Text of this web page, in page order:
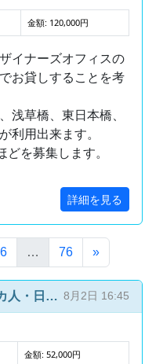
金額: 120,000円
イナーズオフィスの
お貸しすることを考
浅草橋、東日本橋、
利用出来ます。
を募集します。
詳細を見る
)
6 … 76 »
三軒茶屋(渋谷から4分) アメリカ人・日本人との国際ルームシェア(4部屋4人) 8月2日 16:45
金額: 52,000円